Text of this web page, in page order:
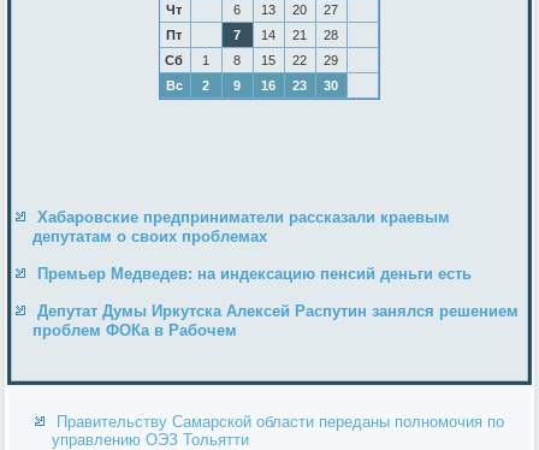
Чт
6 13 20
27
Пт
7 14 21
28
Сб
1 8 15 22
29
Вс
2 9 16 23 30
Хабаровские предприниматели рассказали краевым
депутатам о своих проблемах
Премьер Медведев: на индексацию пенсий деньги есть
Депутат Думы Иркутска Алексей Распутин занялся решением
проблем ФОКа в Рабочем
Правительству Самарской области переданы полномочия по
управлению ОЭЗ Тольятти